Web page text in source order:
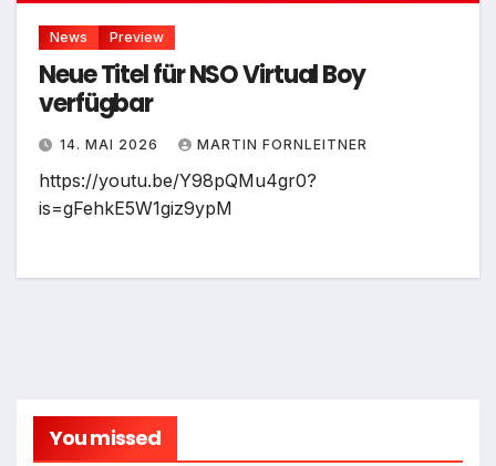
News Preview
Neue Titel für NSO Virtual Boy
verfügbar
14. MAI 2026 MARTIN FORNLEITNER
https://youtu.be/Y98pQMu4gr0?
is=gFehkE5W1giz9ypM
You missed